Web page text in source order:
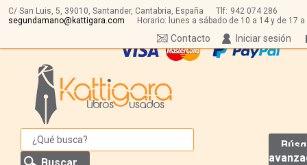
C/ San Luis, 5, 39010, Santander, Cantabria, España Tlf: 942 074 286
segundamano@kattigara.com
Horario: lunes a sábado de 10 a 14 y de 17 a
Iniciar sesión
Contacto